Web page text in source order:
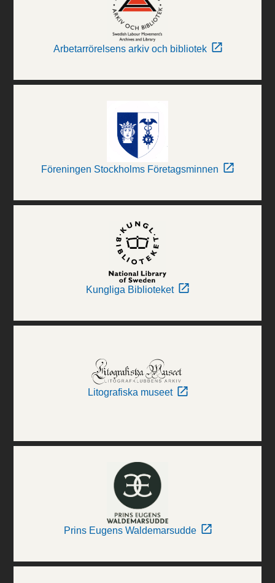
Arbetarrörelsens arkiv och bibliotek
Föreningen Stockholms Företagsminnen
Kungliga Biblioteket
Litografiska museet
Prins Eugens Waldemarsudde